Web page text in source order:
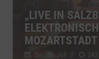
„LIVE IN
MOZARTSTADT
Do., 30. Juli // 242